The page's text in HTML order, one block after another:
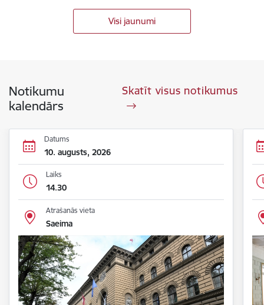
Visi jaunumi
Notikumu
kalendārs
Skatīt visus notikumus
Datums
10. augusts, 2026
Laiks
14.30
Atrašanās vieta
Saeima